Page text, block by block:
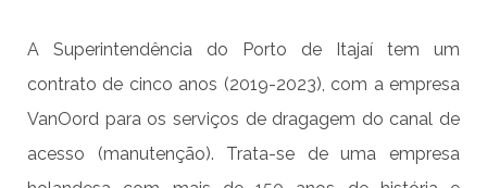
A Superintendência do Porto de Itajaí tem um
contrato de cinco anos (2019-2023), com a empresa
VanOord para os serviços de dragagem do canal de
acesso (manutenção). Trata-se de uma empresa